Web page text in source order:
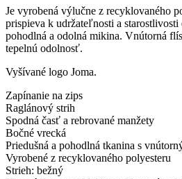
Je vyrobená výlučne z recyklovaného
prispieva k udržateľnosti a
pohodlná a odolná mikina. Vnútorná
tepelnú odolnosť.
Vyšívané logo Joma.
Zapínanie na zips
Raglánový strih
Spodná časť a rebrované manžety
Bočné vrecká
Priedušná a pohodlná tkanina s
Vyrobené z recyklovaného polyesteru
Strieh: bežný